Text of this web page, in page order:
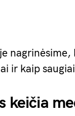
ir kaip
keičia